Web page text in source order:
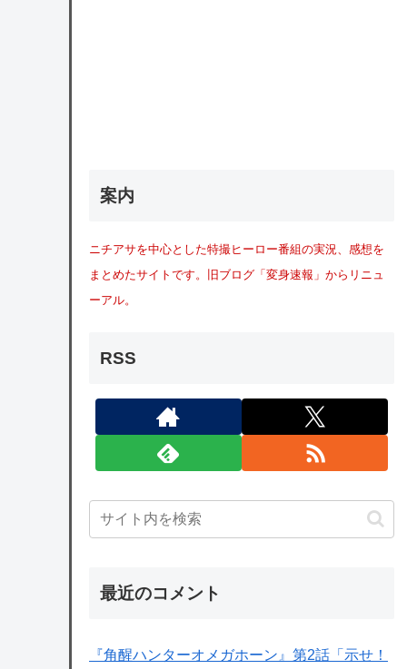
案内
ニチアサを中心とした特撮ヒーロー番組の実況、感想を
まとめたサイトです。旧ブログ「変身速報」からリニュ
ーアル。
RSS
最近のコメント
『角醒ハンターオメガホーン』第2話「示せ！